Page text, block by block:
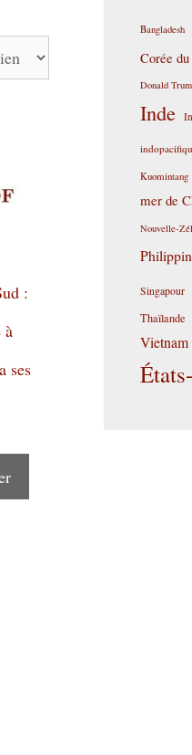
:
à
ses
Bangladesh
Corée
Donald
Inde
Kuomintang
mer de
Nouvelle-
Singapour
Thaïlande
Vietnam